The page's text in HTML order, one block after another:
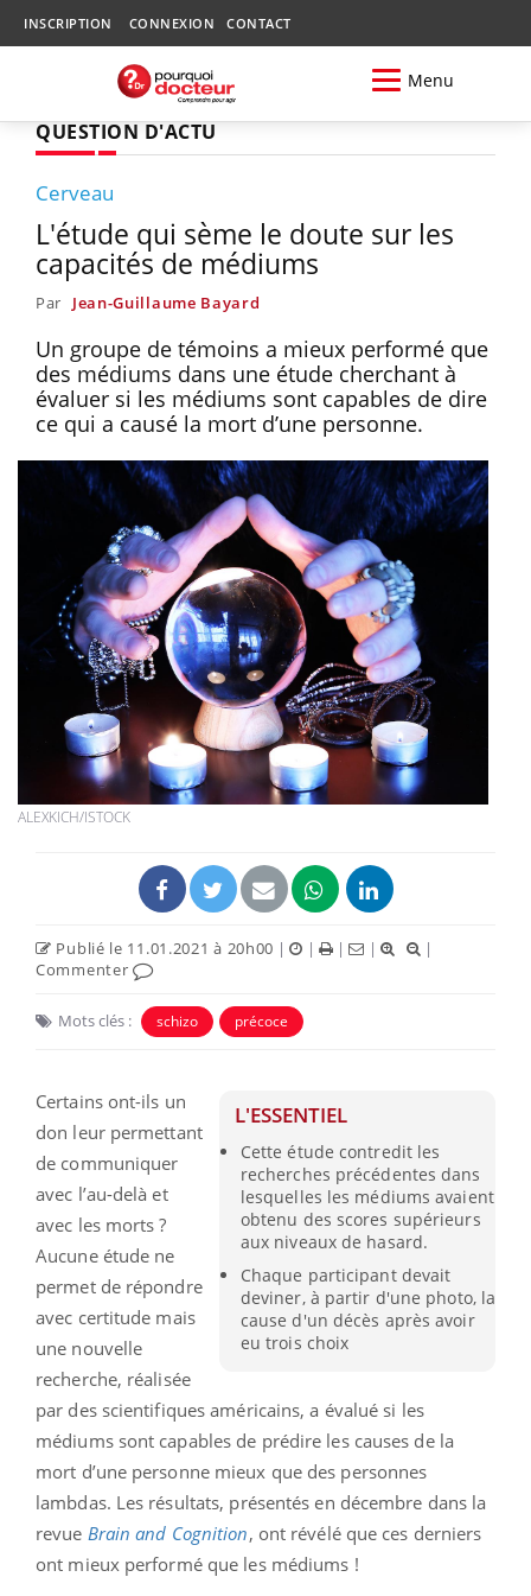
INSCRIPTION CONNEXION CONTACT
Menu
QUESTION D'ACTU
Cerveau
L'étude qui sème le doute sur les
capacités de médiums
Par Jean-Guillaume Bayard
Un groupe de témoins a mieux performé que
des médiums dans une étude cherchant à
évaluer si les médiums sont capables de dire
ce qui a causé la mort d’une personne.
ALEXKICH/ISTOCK
Publié le 11.01.2021 à 20h00 | | | |
|
Commenter
Mots clés : schizo précoce
L'ESSENTIEL
Cette étude contredit les
recherches précédentes dans
lesquelles les médiums avaient
obtenu des scores supérieurs
aux niveaux de hasard.
Chaque participant devait
deviner, à partir d'une photo, la
cause d'un décès après avoir
eu trois choix
Certains ont-ils un
don leur permettant
de communiquer
avec l’au-delà et
avec les morts ?
Aucune étude ne
permet de répondre
avec certitude mais
une nouvelle
recherche, réalisée
par des scientifiques américains, a évalué si les
médiums sont capables de prédire les causes de la
mort d’une personne mieux que des personnes
lambdas. Les résultats, présentés en décembre dans la
revue Brain and Cognition, ont révélé que ces derniers
ont mieux performé que les médiums !